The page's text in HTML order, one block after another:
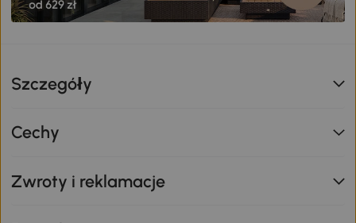
Szczegóły
Cechy
Zwroty i reklamacje